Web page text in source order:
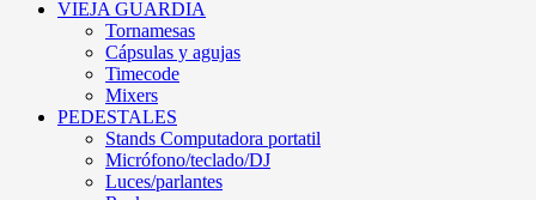
VIEJA GUARDIA
Tornamesas
Cápsulas y agujas
Timecode
Mixers
PEDESTALES
Stands Computadora portatil
Micrófono/teclado/DJ
Luces/parlantes